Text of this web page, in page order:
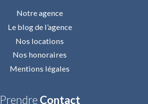
Notre agence
Le blog de l’agence
Nos locations
Nos honoraires
Mentions légales
Prendre Contact